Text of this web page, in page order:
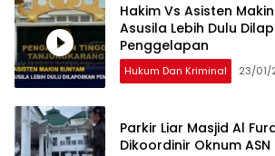
Hakim Vs Asisten
Asusila Lebih Dulu
Penggelapan
Hukum Dan Kriminal 23/01/
Parkir Liar Masjid Al
Dikoordinir Oknum ASN